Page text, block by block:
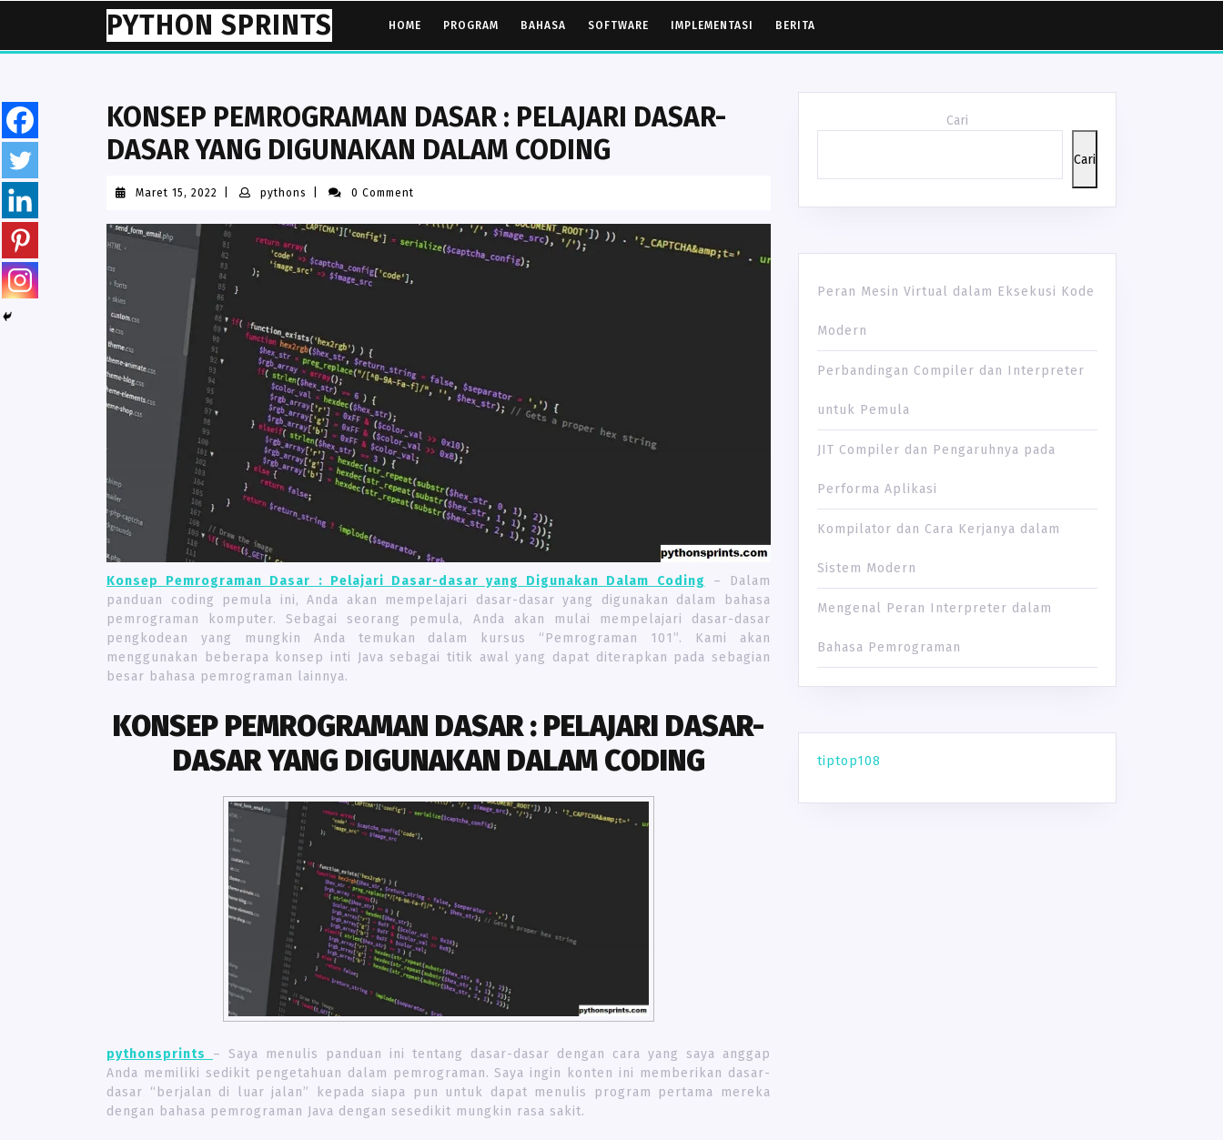
content
PYTHON SPRINTS HOME PROGRAM BAHASA SOFTWARE IMPLEMENTASI BERITA
KONSEP PEMROGRAMAN DASAR : PELAJARI DASAR-
DASAR YANG DIGUNAKAN DALAM CODING
Maret 15, 2022 Maret
2022
pythons pythons0 Comment
Konsep Pemrograman Dasar : Pelajari Dasar-dasar yang Digunakan Dalam Coding – Dalam
panduan coding pemula ini, Anda akan mempelajari dasar-dasar yang digunakan dalam bahasa
pemrograman komputer. Sebagai seorang pemula, Anda akan mulai mempelajari dasar-dasar
pengkodean yang mungkin Anda temukan dalam kursus “Pemrograman 101”. Kami akan
menggunakan beberapa konsep inti Java sebagai titik awal yang dapat diterapkan pada sebagian
besar bahasa pemrograman lainnya.
KONSEP PEMROGRAMAN DASAR : PELAJARI DASAR-
DASAR YANG DIGUNAKAN DALAM CODING
pythonsprints
– Saya menulis panduan ini tentang dasar-dasar dengan cara yang saya anggap
Anda memiliki sedikit pengetahuan dalam pemrograman. Saya ingin konten ini memberikan dasar-
dasar “berjalan di luar jalan” kepada siapa pun untuk dapat menulis program pertama mereka
dengan bahasa pemrograman Java dengan sesedikit mungkin rasa sakit.
Cari
Cari
Peran Mesin Virtual dalam Eksekusi Kode
Modern
Perbandingan Compiler dan Interpreter
untuk Pemula
JIT Compiler dan Pengaruhnya pada
Performa Aplikasi
Kompilator dan Cara Kerjanya dalam
Sistem Modern
Mengenal Peran Interpreter dalam
Bahasa Pemrograman
tiptop108